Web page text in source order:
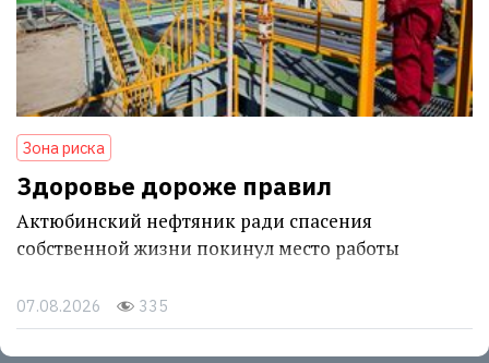
Зона риска
Здоровье дороже правил
Актюбинский нефтяник ради спасения
собственной жизни покинул место работы
07.08.2026 335